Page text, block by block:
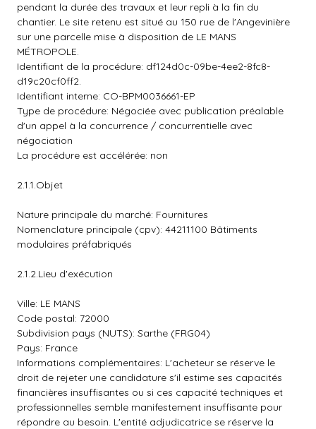
pendant la durée des travaux et leur repli à la fin du
chantier. Le site retenu est situé au 150 rue de l'Angevinière
sur une parcelle mise à disposition de LE MANS
MÉTROPOLE.
Identifiant de la procédure: df124d0c-09be-4ee2-8fc8-
d19c20cf0ff2.
Identifiant interne: CO-BPM0036661-EP
Type de procédure: Négociée avec publication préalable
d'un appel à la concurrence / concurrentielle avec
négociation
La procédure est accélérée: non
2.1.1.Objet
Nature principale du marché: Fournitures
Nomenclature principale (cpv): 44211100 Bâtiments
modulaires préfabriqués
2.1.2.Lieu d'exécution
Ville: LE MANS
Code postal: 72000
Subdivision pays (NUTS): Sarthe (FRG04)
Pays: France
Informations complémentaires: L'acheteur se réserve le
droit de rejeter une candidature s'il estime ses capacités
financières insuffisantes ou si ces capacité techniques et
professionnelles semble manifestement insuffisante pour
répondre au besoin. L'entité adjudicatrice se réserve la